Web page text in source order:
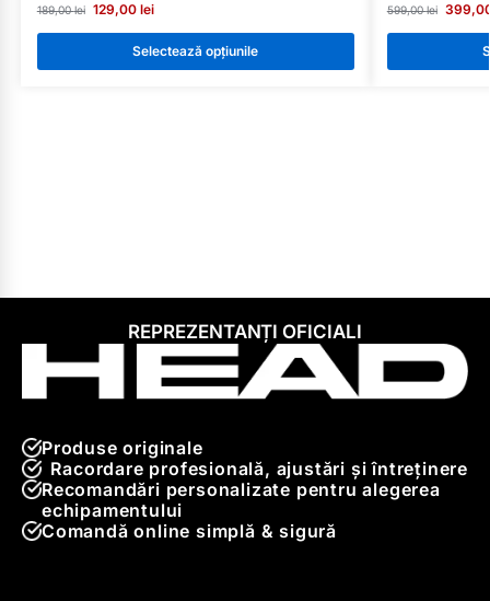
189,00lei 129,00 lei
Selectează opțiunile
599,00lei
REPREZENTANȚI OFICIALI
Produse originale
Racordare profesională, ajustări și întreținere
Recomandări personalizate pentru alegerea
echipamentului
Comandă online simplă & sigură